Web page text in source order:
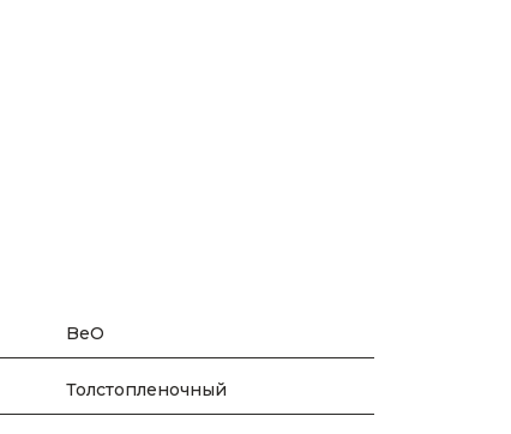
BeO
Толстопленочный